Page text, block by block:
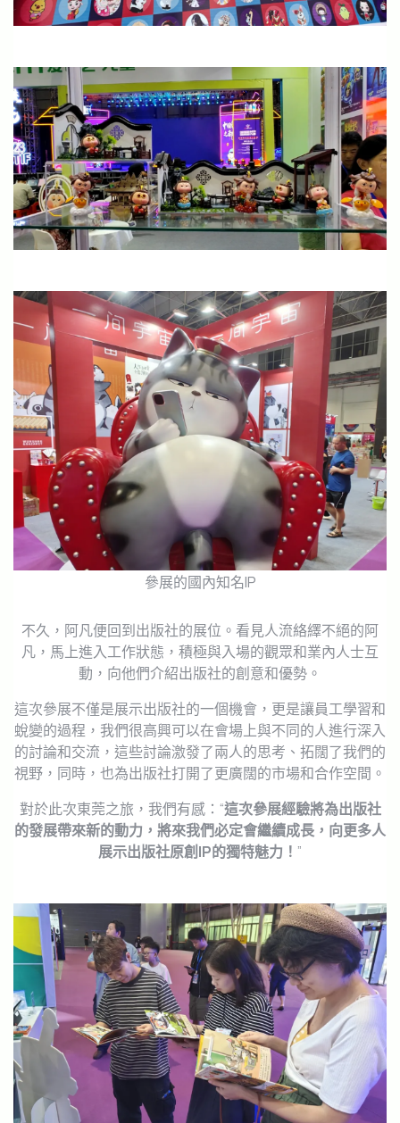
參展的國內知名IP
不久，阿凡便回到出版社的展位。看見人流絡繹不絕的阿
凡，馬上進入工作狀態，積極與入場的觀眾和業內人士互
動，向他們介紹出版社的創意和優勢。
這次參展不僅是展示出版社的一個機會，更是讓員工學習和
蛻變的過程，我們很高興可以在會場上與不同的人進行深入
的討論和交流，這些討論激發了兩人的思考、拓闊了我們的
視野，同時，也為出版社打開了更廣闊的市場和合作空間。
對於此次東莞之旅，我們有感：“這次參展經驗將為出版社
的發展帶來新的動力，將來我們必定會繼續成長，向更多人
展示出版社原創IP的獨特魅力！ ”